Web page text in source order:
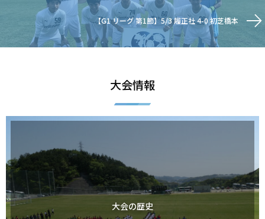
【G1 リーグ 第1節】5/3 履正社 4-0 初芝橋本
大会情報
大会の歴史